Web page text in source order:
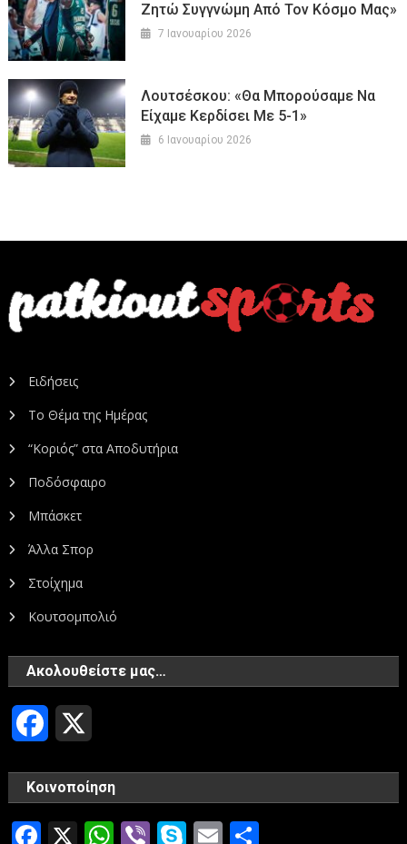
Ζητώ Συγγνώμη Από Τον Κόσμο Μας»
7 Ιανουαρίου 2026
Λουτσέσκου: «Θα Μπορούσαμε Να
Είχαμε Κερδίσει Με 5-1»
6 Ιανουαρίου 2026
Ειδήσεις
Το Θέμα της Ημέρας
“Κοριός” στα Αποδυτήρια
Ποδόσφαιρο
Μπάσκετ
Άλλα Σπορ
Στοίχημα
Κουτσομπολιό
Ακολουθείστε μας…
Facebook
Κοινοποίηση
Facebook
X WhatsApp
ViberSkype
Email